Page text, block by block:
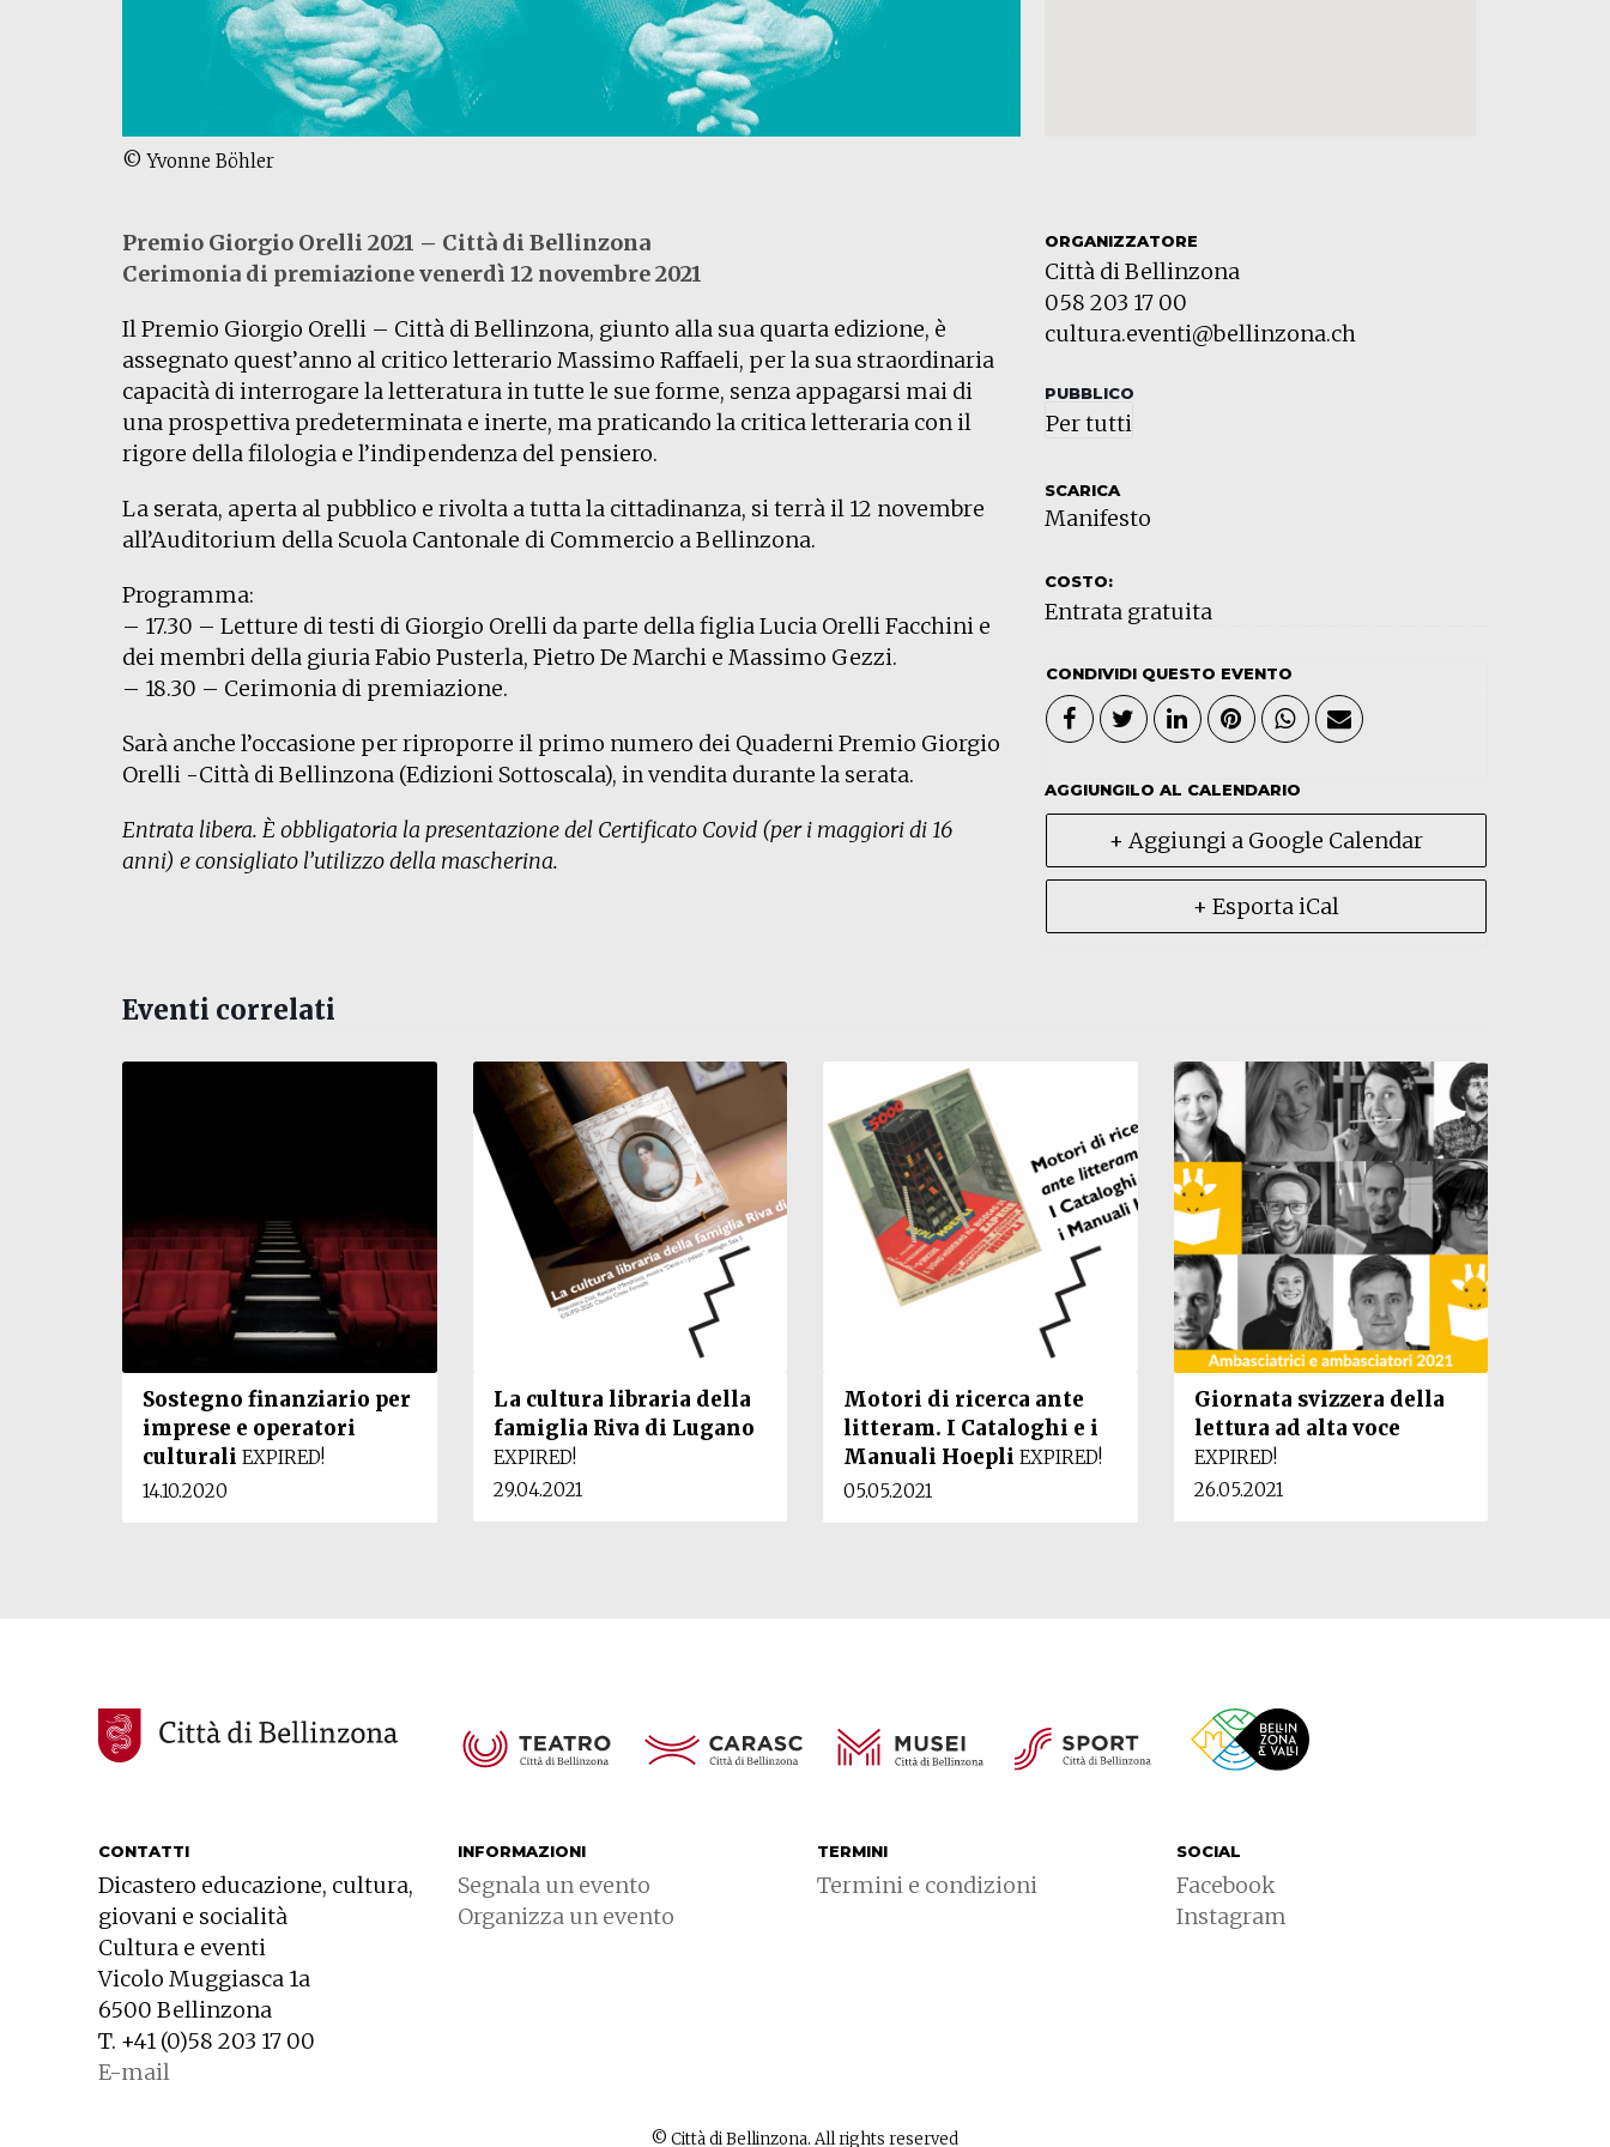
© Yvonne Böhler
Premio Giorgio Orelli 2021 – Città di Bellinzona
Cerimonia di premiazione venerdì 12 novembre 2021
Il Premio Giorgio Orelli – Città di Bellinzona, giunto alla sua quarta edizione, è
assegnato quest’anno al critico letterario Massimo Raffaeli, per la sua straordinaria
capacità di interrogare la letteratura in tutte le sue forme, senza appagarsi mai di
una prospettiva predeterminata e inerte, ma praticando la critica letteraria con il
rigore della filologia e l’indipendenza del pensiero.
La serata, aperta al pubblico e rivolta a tutta la cittadinanza, si terrà il 12 novembre
all’Auditorium della Scuola Cantonale di Commercio a Bellinzona.
Programma:
– 17.30 – Letture di testi di Giorgio Orelli da parte della figlia Lucia Orelli Facchini e
dei membri della giuria Fabio Pusterla, Pietro De Marchi e Massimo Gezzi.
– 18.30 – Cerimonia di premiazione.
Sarà anche l’occasione per riproporre il primo numero dei Quaderni Premio Giorgio
Orelli -Città di Bellinzona (Edizioni Sottoscala), in vendita durante la serata.
Entrata libera. È obbligatoria la presentazione del Certificato Covid (per i maggiori di 16
anni) e consigliato l’utilizzo della mascherina.
ORGANIZZATORE
Città di Bellinzona
058 203 17 00
cultura.eventi@bellinzona.ch
PUBBLICO
Per tutti
SCARICA
Manifesto
COSTO:
Entrata gratuita
CONDIVIDI QUESTO EVENTO
AGGIUNGILO AL CALENDARIO
+ Aggiungi a Google Calendar
+ Esporta iCal
Eventi correlati
14.10.2020
Sostegno finanziario per
imprese e operatori
culturali EXPIRED!
29.04.2021
La cultura libraria della
famiglia Riva di Lugano
EXPIRED!
05.05.2021
Motori di ricerca ante
litteram. I Cataloghi e i
Manuali Hoepli EXPIRED!
26.05.2021
Giornata svizzera della
lettura ad alta voce
EXPIRED!
CONTATTI
Dicastero educazione, cultura,
giovani e socialità
Cultura e eventi
Vicolo Muggiasca 1a
6500 Bellinzona
T. +41 (0)58 203 17 00
E-mail
INFORMAZIONI
Segnala un evento
Organizza un evento
TERMINI
Termini e condizioni
SOCIAL
Facebook
Instagram
© Città di Bellinzona. All rights reserved